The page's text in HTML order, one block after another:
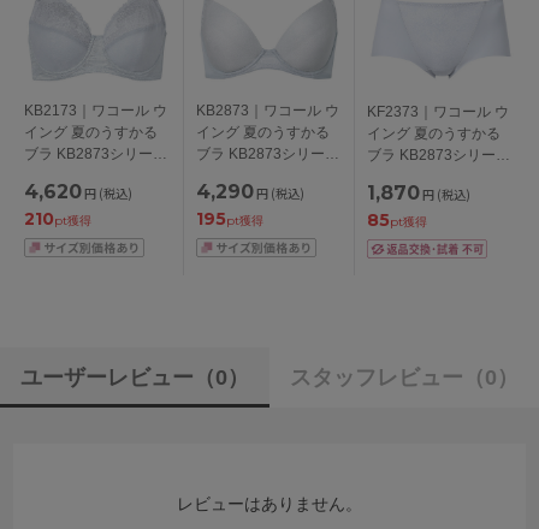
KB2173｜ワコール ウ
イング 夏のうすかる
ブラ KB2873シリーズ
ジャー単品 CDEFカッ
プ アンダー
70/75/80/85cm
4,620 円 (税込)
210pt獲得
KB2873｜ワコール ウ
イング 夏のうすかる
ブラ KB2873シリーズ
ABCDEFカップ アン
ダー
65/70/75/80/85cm
4,290 円 (税込)
195pt獲得
KF2373｜ワコール ウ
イング 夏のうすかる
ブラ KB2873シリーズ
1,870 円 (税込)
85pt獲得
ユーザーレビュー （0） スタッフレビュー （0）
レビューはありません。